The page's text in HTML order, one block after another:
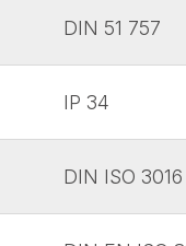
DIN 51 757
IP 34
DIN ISO 3016